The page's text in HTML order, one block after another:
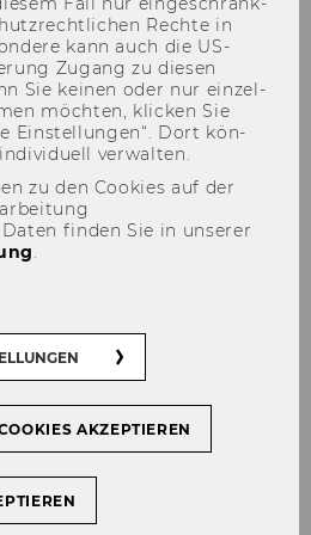
ist aktuell nur auf
Rech­te in
kann auch die US-​
Zu­gang zu die­sen
Sie kei­nen oder nur ein­zel­
möch­ten, kli­cken Sie
Ein­stel­lun­gen“. Dort kön­
ver­wal­ten.
zu den Cookies auf der
finden Sie in unserer
AKZEPTIEREN